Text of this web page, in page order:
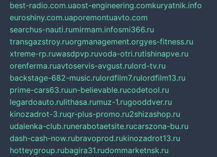
best-radio.com.uaost-engineering.comkuryatnik.info
euroshiny.com.uaporemontuavto.com
searchus-nauti.rumirmam.infosmi366.ru
transgazstroy.ruorgmanagement.orgyes-fitness.ru
xtreme-rp.ruwasdpvp.ruvoda-otri.rutishinapve.ru
orenferma.ruavtoservis-avgust.rulord-tv.ru
backstage-682-music.rulordfilm7.rulordfilm13.ru
prime-cars63.ruun-believable.rucodetool.ru
legardoauto.rulithasa.rumuz-1.rugooddver.ru
kinozadrot-3.ruqr-plus-promo.ru2shizashop.ru
udalenka-club.runerabotaetsite.rucarszona-bu.ru
dash-cash-now.rubravoprod.rukinozadrot13.ru
hotteygroup.rubagira31.rudommarketnsk.ru